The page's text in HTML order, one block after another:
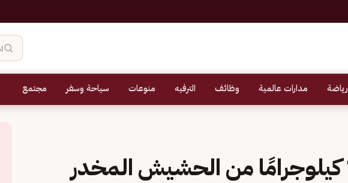
رياضة مدارات عالمية وظائف الترفيه منوعات سياحة وسفر مجتمع
احباط تهريب 11 كيلوجرامًا من الحشيش المخدر